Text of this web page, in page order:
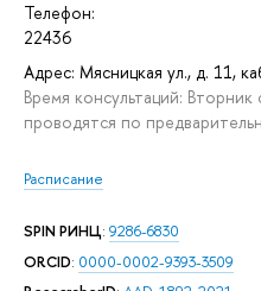
Телефон:
22436
Адрес: Мясницкая ул., д. 11,
Время консультаций:
проводятся по
Расписание
SPIN РИНЦ: 9286-6830
ORCID: 0000-0002-9393-3509